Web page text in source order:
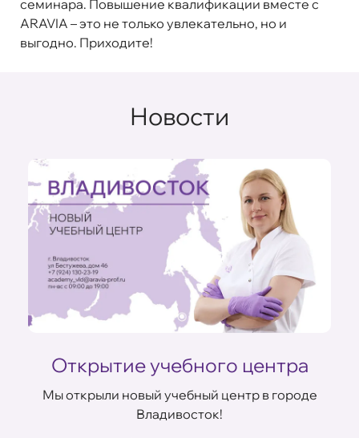
семинара. Повышение квалификации вместе с
ARAVIA – это не только увлекательно, но и
выгодно. Приходите!
Новости
Открытие учебного центра
Мы открыли новый учебный центр в городе
Владивосток!